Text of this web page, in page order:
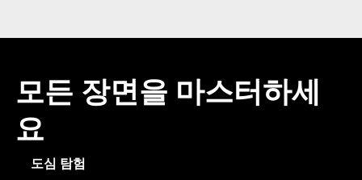
모든 장면을 마스터하세
요
도심 탐험